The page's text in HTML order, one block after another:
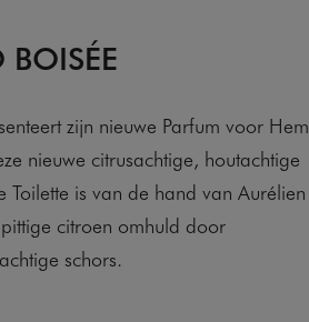
zijn nieuwe Parfum voor Hem
nieuwe citrusachtige, houtachtige
Toilette is van de hand van Aurélien
citroen omhuld door
schors.